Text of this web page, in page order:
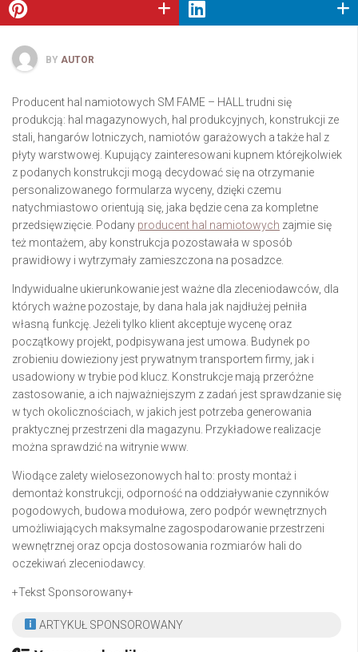
BY AUTOR
Producent hal namiotowych SM FAME – HALL trudni się
produkcją: hal magazynowych, hal produkcyjnych, konstrukcji ze
stali, hangarów lotniczych, namiotów garażowych a także hal z
płyty warstwowej. Kupujący zainteresowani kupnem którejkolwiek
z podanych konstrukcji mogą decydować się na otrzymanie
personalizowanego formularza wyceny, dzięki czemu
natychmiastowo orientują się, jaka będzie cena za kompletne
przedsięwzięcie. Podany producent hal namiotowych zajmie się
też montażem, aby konstrukcja pozostawała w sposób
prawidłowy i wytrzymały zamieszczona na posadzce.
Indywidualne ukierunkowanie jest ważne dla zleceniodawców, dla
których ważne pozostaje, by dana hala jak najdłużej pełniła
własną funkcję. Jeżeli tylko klient akceptuje wycenę oraz
początkowy projekt, podpisywana jest umowa. Budynek po
zrobieniu dowieziony jest prywatnym transportem firmy, jak i
usadowiony w trybie pod klucz. Konstrukcje mają przeróżne
zastosowanie, a ich najważniejszym z zadań jest sprawdzanie się
w tych okolicznościach, w jakich jest potrzeba generowania
praktycznej przestrzeni dla magazynu. Przykładowe realizacje
można sprawdzić na witrynie www.
Wiodące zalety wielosezonowych hal to: prosty montaż i
demontaż konstrukcji, odporność na oddziaływanie czynników
pogodowych, budowa modułowa, zero podpór wewnętrznych
umożliwiających maksymalne zagospodarowanie przestrzeni
wewnętrznej oraz opcja dostosowania rozmiarów hali do
oczekiwań zleceniodawcy.
+Tekst Sponsorowany+
ARTYKUŁ SPONSOROWANY